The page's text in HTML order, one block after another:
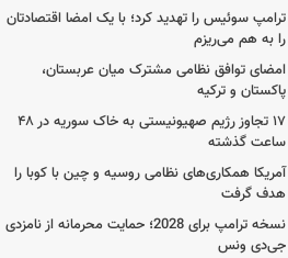
ترامپ سوئیس را تهدید کرد؛ با یک امضا اقتصادتان
را به هم می‌ریزم
امضای توافق نظامی مشترک میان عربستان،
پاکستان و ترکیه
۱۷ تجاوز رژیم صهیونیستی به خاک سوریه در ۴۸
ساعت گذشته
آمریکا همکاری‌های نظامی روسیه و چین با کوبا را
هدف گرفت
نسخه ترامپ برای 2028؛ حمایت محرمانه از نامزدی
جی‌دی ونس